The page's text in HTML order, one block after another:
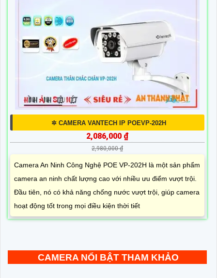
✲ CAMERA VANTECH IP POEVP-202H
2,086,000 ₫
2,980,000 ₫
Camera An Ninh Công Nghệ POE VP-202H là một sản phẩm
camera an ninh chất lượng cao với nhiều ưu điểm vượt trội.
Đầu tiên, nó có khả năng chống nước vượt trội, giúp camera
hoạt động tốt trong mọi điều kiện thời tiết
CAMERA NỔI BẬT THAM KHẢO